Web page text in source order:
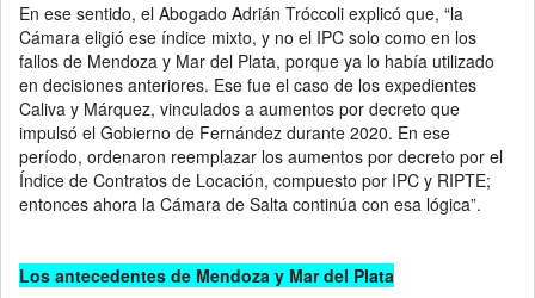
En ese sentido, el Abogado Adrián Tróccoli explicó que, “la
Cámara eligió ese índice mixto, y no el IPC solo como en los
fallos de Mendoza y Mar del Plata, porque ya lo había utilizado
en decisiones anteriores. Ese fue el caso de los expedientes
Caliva y Márquez, vinculados a aumentos por decreto que
impulsó el Gobierno de Fernández durante 2020. En ese
período, ordenaron reemplazar los aumentos por decreto por el
Índice de Contratos de Locación, compuesto por IPC y RIPTE;
entonces ahora la Cámara de Salta continúa con esa lógica”.
Los antecedentes de Mendoza y Mar del Plata